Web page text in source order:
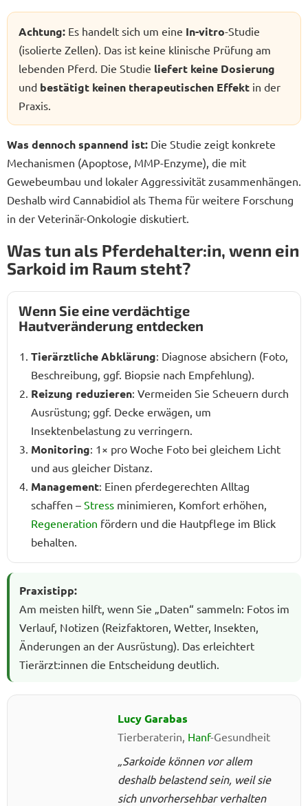
Achtung: Es handelt sich um eine In-vitro-Studie
(isolierte Zellen). Das ist keine klinische Prüfung am
lebenden Pferd. Die Studie liefert keine Dosierung
und bestätigt keinen therapeutischen Effekt in der
Praxis.
Was dennoch spannend ist: Die Studie zeigt konkrete
Mechanismen (Apoptose, MMP-Enzyme), die mit
Gewebeumbau und lokaler Aggressivität zusammenhängen.
Deshalb wird Cannabidiol als Thema für weitere Forschung
in der Veterinär-Onkologie diskutiert.
Was tun als Pferdehalter:in, wenn ein
Sarkoid im Raum steht?
Wenn Sie eine verdächtige
Hautveränderung entdecken
Tierärztliche Abklärung: Diagnose absichern (Foto,
Beschreibung, ggf. Biopsie nach Empfehlung).
Reizung reduzieren: Vermeiden Sie Scheuern durch
Ausrüstung; ggf. Decke erwägen, um
Insektenbelastung zu verringern.
Monitoring: 1× pro Woche Foto bei gleichem Licht
und aus gleicher Distanz.
Management: Einen pferdegerechten Alltag
schaffen – Stress minimieren, Komfort erhöhen,
Regeneration fördern und die Hautpflege im Blick
behalten.
Praxistipp:
Am meisten hilft, wenn Sie „Daten“ sammeln: Fotos im
Verlauf, Notizen (Reizfaktoren, Wetter, Insekten,
Änderungen an der Ausrüstung). Das erleichtert
Tierärzt:innen die Entscheidung deutlich.
Lucy Garabas
Tierberaterin, Hanf-Gesundheit
„Sarkoide können vor allem
deshalb belastend sein, weil sie
sich unvorhersehbar verhalten